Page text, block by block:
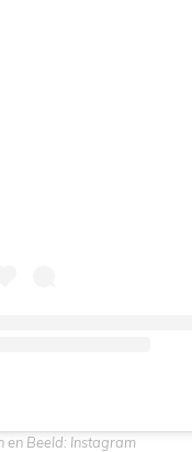
en Beeld: Instagram